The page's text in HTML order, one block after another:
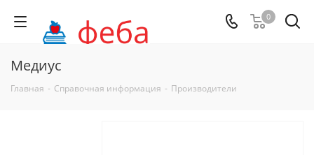
0
Медиус
Главная - Справочная информация - Производители